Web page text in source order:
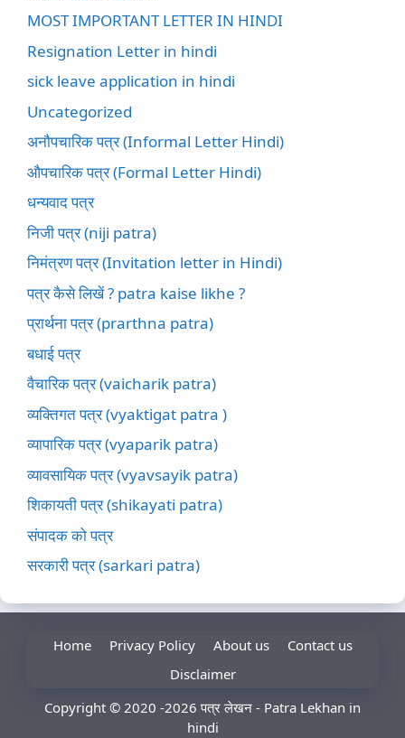
MOST IMPORTANT LETTER IN HINDI
Resignation Letter in hindi
sick leave application in hindi
Uncategorized
अनौपचारिक पत्र (Informal Letter Hindi)
औपचारिक पत्र (Formal Letter Hindi)
धन्यवाद पत्र
निजी पत्र (niji patra)
निमंत्रण पत्र (Invitation letter in Hindi)
पत्र कैसे लिखें ? patra kaise likhe ?
प्रार्थना पत्र (prarthna patra)
बधाई पत्र
वैचारिक पत्र (vaicharik patra)
व्यक्तिगत पत्र (vyaktigat patra )
व्यापारिक पत्र (vyaparik patra)
व्यावसायिक पत्र (vyavsayik patra)
शिकायती पत्र (shikayati patra)
संपादक को पत्र
सरकारी पत्र (sarkari patra)
Home Privacy Policy About us
Contact us
Disclaimer
Copyright © 2020 -2026 पत्र लेखन - Patra Lekhan in
hindi